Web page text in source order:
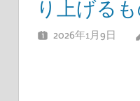
り上げる
2026年1月9日